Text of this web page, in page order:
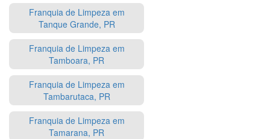
Franquia de Limpeza em
Tanque Grande, PR
Franquia de Limpeza em
Tamboara, PR
Franquia de Limpeza em
Tambarutaca, PR
Franquia de Limpeza em
Tamarana, PR